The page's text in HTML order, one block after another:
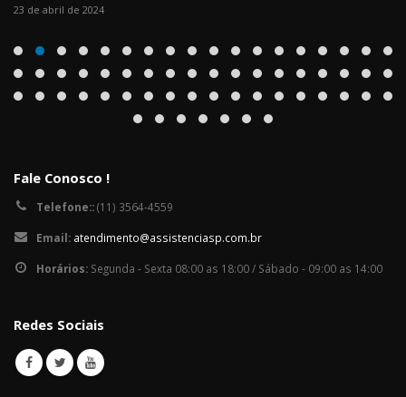
23 de abril de 2024
Fale Conosco !
Telefone::(11) 3564-4559
Email: atendimento@assistenciasp.com.br
Horários: Segunda - Sexta 08:00 as 18:00 / Sábado - 09:00 as 14:00
Redes Sociais